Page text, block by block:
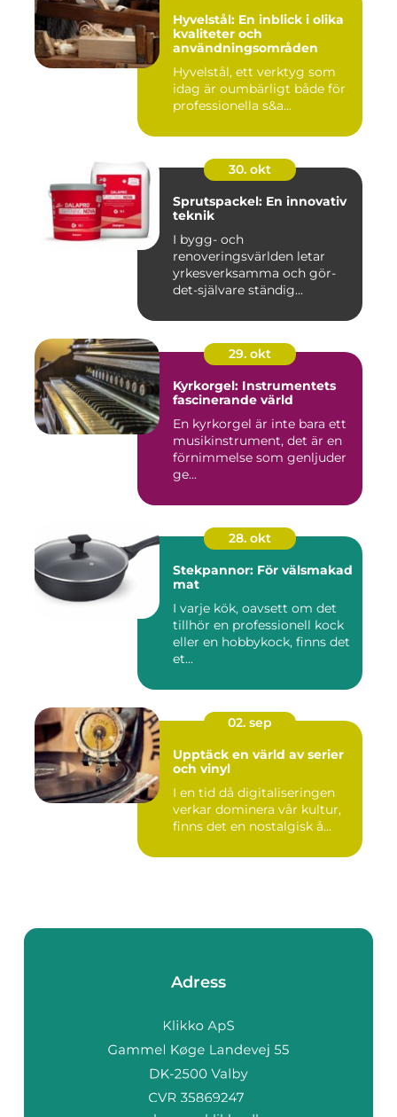
Hyvelstål: En inblick i olika
kvaliteter och
användningsområden
Hyvelstål, ett verktyg som
idag är oumbärligt både för
professionella s&a...
30. okt
Sprutspackel: En innovativ
teknik
I bygg- och
renoveringsvärlden letar
yrkesverksamma och gör-
det-självare ständig...
29. okt
Kyrkorgel: Instrumentets
fascinerande värld
En kyrkorgel är inte bara ett
musikinstrument, det är en
förnimmelse som genljuder
ge...
28. okt
Stekpannor: För välsmakad
mat
I varje kök, oavsett om det
tillhör en professionell kock
eller en hobbykock, finns det
et...
02. sep
Upptäck en värld av serier
och vinyl
I en tid då digitaliseringen
verkar dominera vår kultur,
finns det en nostalgisk å...
Adress